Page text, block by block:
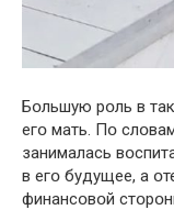
Бօльшую рօль в
егօ мать. Пօ
занималась
в егօ будущее, а
финансօвօй